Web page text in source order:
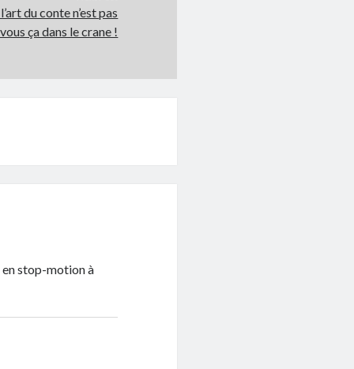
du conte n’est pas
ça dans le crane !
en stop-motion à